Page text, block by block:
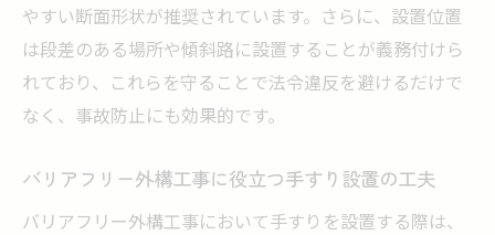
やすい断面形状が推奨されています。さらに、設置位置
は段差のある場所や傾斜路に設置することが義務付けら
れており、これらを守ることで法令違反を避けるだけで
なく、事故防止にも効果的です。
バリアフリー外構工事に役立つ手すり設置の工夫
バリアフリー外構工事において手すりを設置する際は、